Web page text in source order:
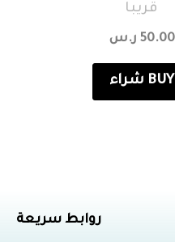
قريبا
50.00 ر.س
شراء BUY
روابط سريعة